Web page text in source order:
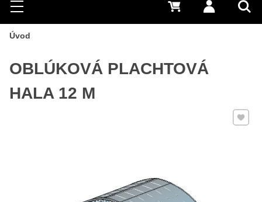
Hľadať
Menu Prihlásiť sa
0 €
Úvod
OBLÚKOVÁ PLACHTOVÁ
HALA 12 M
Pridať